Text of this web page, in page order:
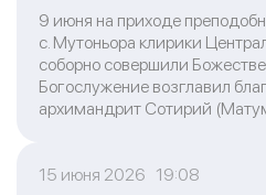
9 июня на приходе
с. Мутоньора клирики
соборно совершили
Богослужение возглавил
архимандрит Сотирий
15 июня 2026 19:08